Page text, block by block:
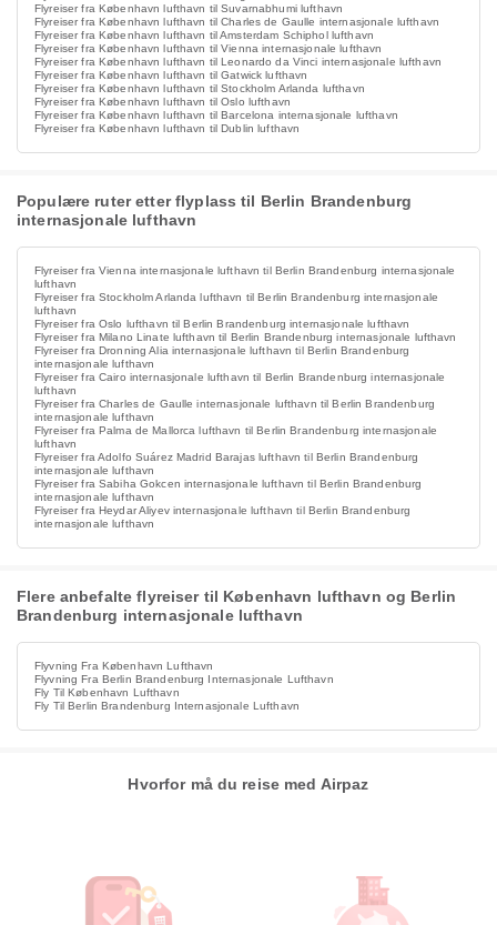
Flyreiser fra København lufthavn til Suvarnabhumi lufthavn
Flyreiser fra København lufthavn til Charles de Gaulle internasjonale lufthavn
Flyreiser fra København lufthavn til Amsterdam Schiphol lufthavn
Flyreiser fra København lufthavn til Vienna internasjonale lufthavn
Flyreiser fra København lufthavn til Leonardo da Vinci internasjonale lufthavn
Flyreiser fra København lufthavn til Gatwick lufthavn
Flyreiser fra København lufthavn til Stockholm Arlanda lufthavn
Flyreiser fra København lufthavn til Oslo lufthavn
Flyreiser fra København lufthavn til Barcelona internasjonale lufthavn
Flyreiser fra København lufthavn til Dublin lufthavn
Populære ruter etter flyplass til Berlin Brandenburg
internasjonale lufthavn
Flyreiser fra Vienna internasjonale lufthavn til Berlin Brandenburg internasjonale
lufthavn
Flyreiser fra Stockholm Arlanda lufthavn til Berlin Brandenburg internasjonale
lufthavn
Flyreiser fra Oslo lufthavn til Berlin Brandenburg internasjonale lufthavn
Flyreiser fra Milano Linate lufthavn til Berlin Brandenburg internasjonale lufthavn
Flyreiser fra Dronning Alia internasjonale lufthavn til Berlin Brandenburg
internasjonale lufthavn
Flyreiser fra Cairo internasjonale lufthavn til Berlin Brandenburg internasjonale
lufthavn
Flyreiser fra Charles de Gaulle internasjonale lufthavn til Berlin Brandenburg
internasjonale lufthavn
Flyreiser fra Palma de Mallorca lufthavn til Berlin Brandenburg internasjonale
lufthavn
Flyreiser fra Adolfo Suárez Madrid Barajas lufthavn til Berlin Brandenburg
internasjonale lufthavn
Flyreiser fra Sabiha Gokcen internasjonale lufthavn til Berlin Brandenburg
internasjonale lufthavn
Flyreiser fra Heydar Aliyev internasjonale lufthavn til Berlin Brandenburg
internasjonale lufthavn
Flere anbefalte flyreiser til København lufthavn og Berlin
Brandenburg internasjonale lufthavn
Flyvning Fra København Lufthavn
Flyvning Fra Berlin Brandenburg Internasjonale Lufthavn
Fly Til København Lufthavn
Fly Til Berlin Brandenburg Internasjonale Lufthavn
Hvorfor må du reise med Airpaz